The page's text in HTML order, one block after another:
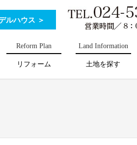
ルハウス ＞
Reform Plan
リフォーム
Land Information
土地を探す